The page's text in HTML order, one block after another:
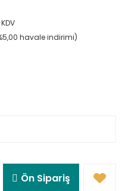
havale indirimi)
Ön Sipariş